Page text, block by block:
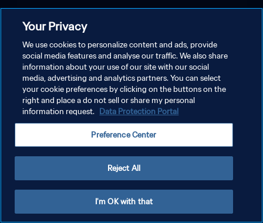
Your Privacy
We use cookies to personalize content and ads, provide
social media features and analyse our traffic. We also share
information about your use of our site with our social
media, advertising and analytics partners. You can select
your cookie preferences by clicking on the buttons on the
right and place a do not sell or share my personal
information request. Data Protection Portal
Preference Center
Reject All
I'm OK with that